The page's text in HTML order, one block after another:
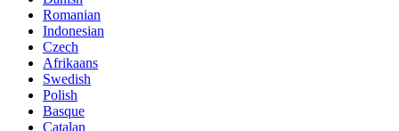
Romanian
Indonesian
Czech
Afrikaans
Swedish
Polish
Basque
Catalan